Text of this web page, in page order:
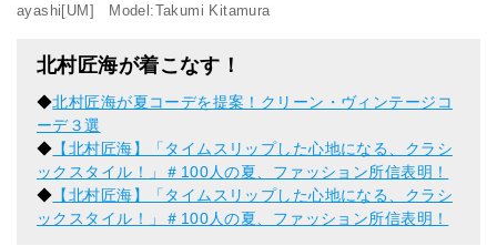
ayashi[UM] Model:Takumi Kitamura
北村匠海が着こなす！
◆北村匠海が夏コーデを提案！クリーン・ヴィンテージコ
ーデ３選
◆ 【北村匠海】「タイムスリップした心地になる、クラシ
ックスタイル！」＃100人の夏、ファッション所信表明！
◆ 【北村匠海】「タイムスリップした心地になる、クラシ
ックスタイル！」＃100人の夏、ファッション所信表明！